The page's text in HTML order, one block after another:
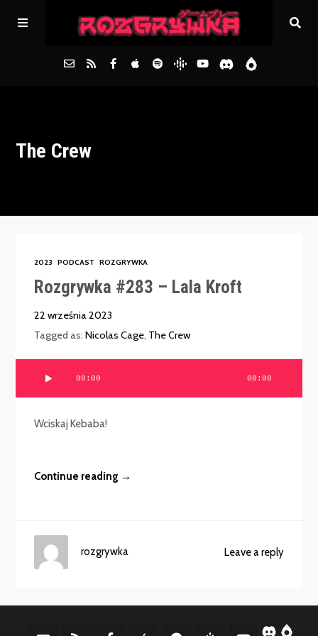
Archiwum
The Crew
2023 PODCAST ROZGRYWKA
Rozgrywka #283 – Lala Kroft
22 września 2023
Tagged as:Nicolas Cage, The Crew
00:00 00:00
Wciskaj Kebaba!
Continue reading →
Leave a reply
rozgrywka